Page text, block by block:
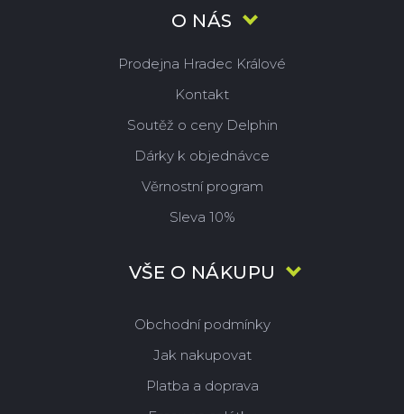
O NÁS
Prodejna Hradec Králové
Kontakt
Soutěž o ceny Delphin
Dárky k objednávce
Věrnostní program
Sleva 10%
VŠE O NÁKUPU
Obchodní podmínky
Jak nakupovat
Platba a doprava